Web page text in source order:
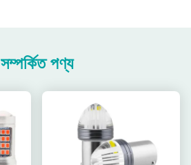
সম্পর্কিত পণ্য